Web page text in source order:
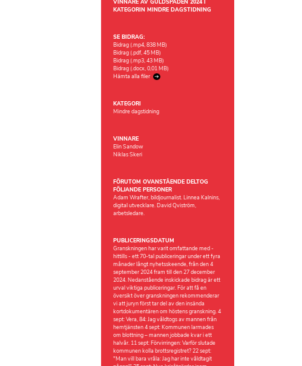
VINNARE AV GULDSPADEN 2024 I
KATEGORIN MINDRE DAGSTIDNING
SE BIDRAG:
Bidrag (.mp4, 838 MB)
Bidrag (.pdf, 45 MB)
Bidrag (.mp3, 43 MB)
Bidrag (.docx, 0,01 MB)
Hämta alla filer
KATEGORI
Mindre dagstidning
VINNARE
Elin Sandow
Niklas Skeri
FÖRUTOM OVANSTÅENDE DELTOG
FÖLJANDE PERSONER
Adam Wrafter, bildjournalist. Linnea Kalnins,
digital utvecklare. David Qviström,
arbetsledare.
PUBLICERINGSDATUM
Granskningen har varit omfattande med -
hittills - ett 70-tal publiceringar under ett fyra
månader långt nyhetsskeende, från den 4
september 2024 fram till den 27 december
2024. Nedanstående inskickade bidrag är ett
urval viktiga publiceringar. För att få en
översikt över granskningen rekommenderar
vi att juryn först tar del av den insända
kortdokumentären om höstens granskning. 4
sept: Vera, 84: Jag våldtogs av mannen från
hemtjänsten 4 sept: Kommunen larmades
om blottning – mannen jobbade kvar i ett
halvår. 11 sept: Förvirringen: Varför slutade
kommunen kolla brottsregistret? 22 sept:
"Man vill bara vråla: Jag har inte våldtagit